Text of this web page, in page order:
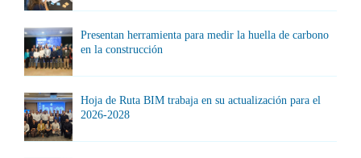
Presentan herramienta para medir la huella de carbono
en la construcción
Hoja de Ruta BIM trabaja en su actualización para el
2026-2028